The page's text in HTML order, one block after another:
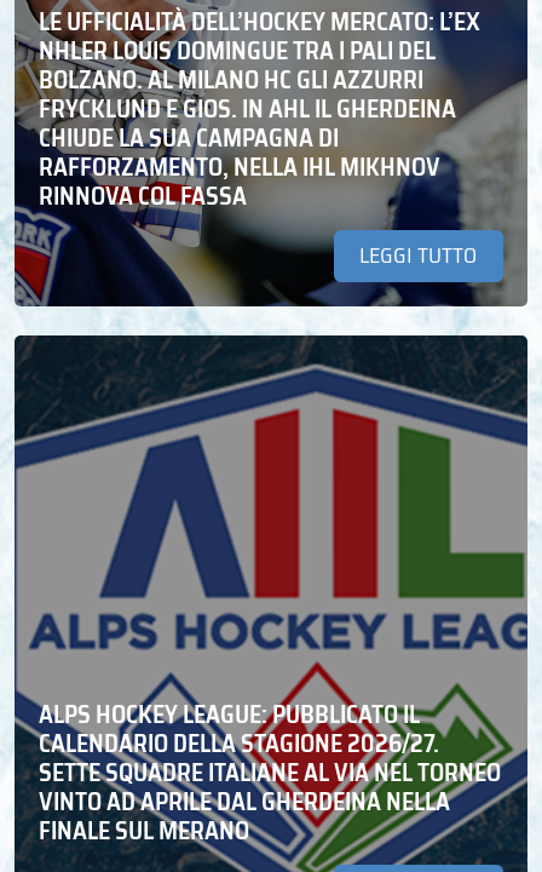
LE UFFICIALITÀ DELL’HOCKEY MERCATO: L’EX
NHLER LOUIS DOMINGUE TRA I PALI DEL
BOLZANO. AL MILANO HC GLI AZZURRI
FRYCKLUND E GIOS. IN AHL IL GHERDEINA
CHIUDE LA SUA CAMPAGNA DI
RAFFORZAMENTO, NELLA IHL MIKHNOV
RINNOVA COL FASSA
LEGGI TUTTO
ALPS HOCKEY LEAGUE: PUBBLICATO IL
CALENDARIO DELLA STAGIONE 2026/27.
SETTE SQUADRE ITALIANE AL VIA NEL TORNEO
VINTO AD APRILE DAL GHERDEINA NELLA
FINALE SUL MERANO